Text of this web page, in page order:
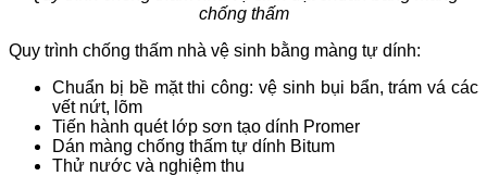
chống thấm
Quy trình chống thấm nhà vệ sinh bằng màng tự dính:
Chuẩn bị bề mặt thi công: vệ sinh bụi bẩn, trám vá các
vết nứt, lõm
Tiến hành quét lớp sơn tạo dính Promer
Dán màng chống thấm tự dính Bitum
Thử nước và nghiệm thu